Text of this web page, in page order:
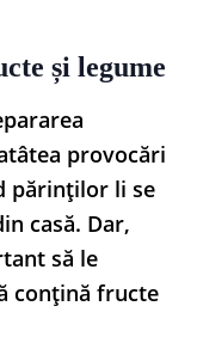
și legume
provocări
părinților li se
casă. Dar,
să le
conțină fructe